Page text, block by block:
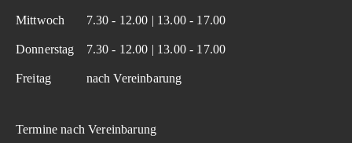
Mittwoch 7.30 - 12.00 | 13.00 - 17.00
Donnerstag 7.30 - 12.00 | 13.00 - 17.00
Freitag nach Vereinbarung
Termine nach Vereinbarung